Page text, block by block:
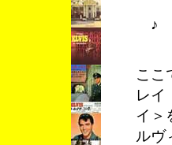
♪
ここ
レイ
イ＞
ルヴ